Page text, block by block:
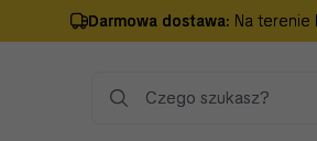
Darmowa dostawa: Na terenie